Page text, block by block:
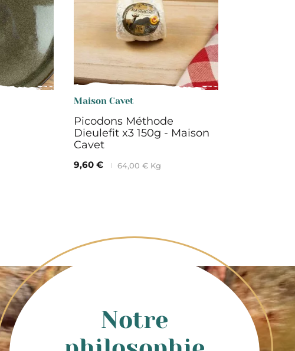
Maison Cavet
Picodons Méthode
Dieulefit x3 150g - Maison
Cavet
9,60 € 64,00 € Kg
Notre